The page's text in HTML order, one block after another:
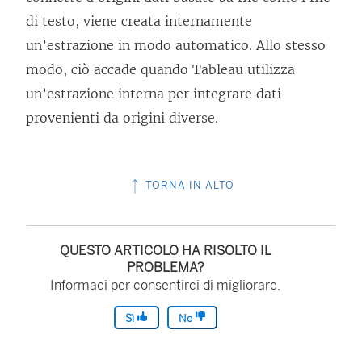
di testo, viene creata internamente
un’estrazione in modo automatico. Allo stesso
modo, ciò accade quando Tableau utilizza
un’estrazione interna per integrare dati
provenienti da origini diverse.
TORNA IN ALTO
QUESTO ARTICOLO HA RISOLTO IL
PROBLEMA?
Informaci per consentirci di migliorare.
Sì No